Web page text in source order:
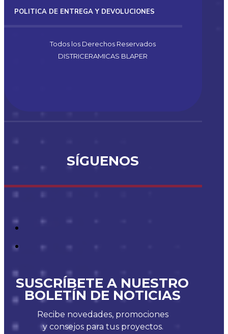
POLITICA DE ENTREGA Y DEVOLUCIONES
Todos los Derechos Reservados
DISTRICERAMICAS BLAPER
SÍGUENOS
SUSCRÍBETE A NUESTRO
BOLETÍN DE NOTICIAS
Recibe novedades, promociones
y consejos para tus proyectos.